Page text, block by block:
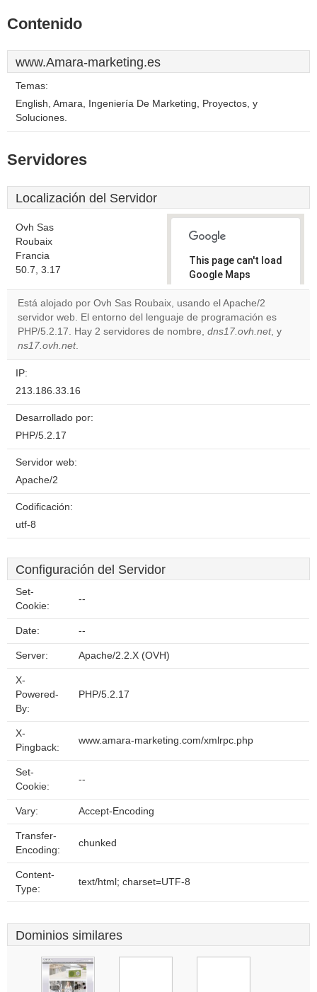
Contenido
www.Amara-marketing.es
Temas:
English, Amara, Ingeniería De Marketing, Proyectos, y
Soluciones.
Servidores
Localización del Servidor
Ovh Sas
Roubaix
Francia
50.7, 3.17
This page can't load
Google Maps
correctly.
Do you
own this
OK
Está alojado por Ovh Sas Roubaix, usando el Apache/2
servidor web. El entorno del lenguaje de programación es
PHP/5.2.17. Hay 2 servidores de nombre, dns17.ovh.net, y
ns17.ovh.net.
IP:
213.186.33.16
Desarrollado por:
PHP/5.2.17
Servidor web:
Apache/2
Codificación:
utf-8
Configuración del Servidor
Set-
Cookie:
--
Date: --
Server: Apache/2.2.X (OVH)
X-
Powered-
By:
PHP/5.2.17
X-
Pingback:
www.amara-marketing.com/xmlrpc.php
Set-
Cookie:
--
Vary: Accept-Encoding
Transfer-
Encoding:
chunked
Content-
Type:
text/html; charset=UTF-8
Dominios similares